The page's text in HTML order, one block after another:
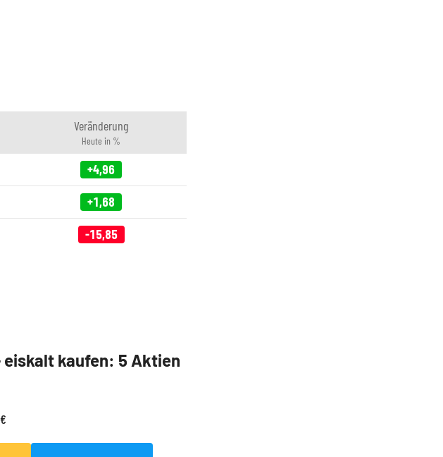
Veränderung
Heute in %
+4,96
+1,68
-15,85
eiskalt kaufen: 5 Aktien